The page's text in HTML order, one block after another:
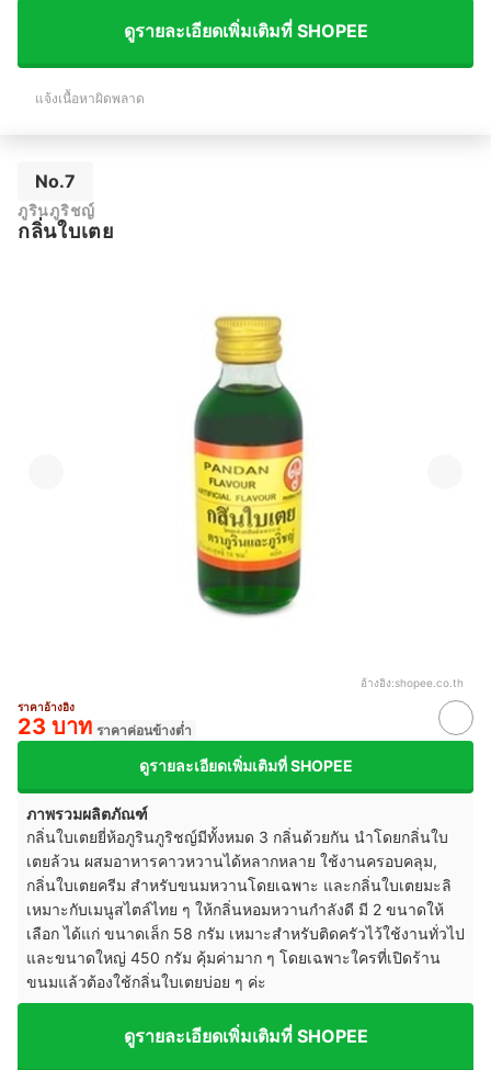
ดูรายละเอียดเพิ่มเติมที่ SHOPEE
แจ้งเนื้อหาผิดพลาด
No.7
ภูรินภูริชญ์
กลิ่นใบเตย
อ้างอิง:shopee.co.th
ราคาอ้างอิง
23 บาท ราคาค่อนข้างต่ำ
ดูรายละเอียดเพิ่มเติมที่ SHOPEE
ภาพรวมผลิตภัณฑ์
กลิ่นใบเตยยี่ห้อภูรินภูริชญ์มีทั้งหมด 3 กลิ่นด้วยกัน นำโดยกลิ่นใบ
เตยล้วน ผสมอาหารคาวหวานได้หลากหลาย ใช้งานครอบคลุม,
กลิ่นใบเตยครีม สำหรับขนมหวานโดยเฉพาะ และกลิ่นใบเตยมะลิ
เหมาะกับเมนูสไตล์ไทย ๆ ให้กลิ่นหอมหวานกำลังดี มี 2 ขนาดให้
เลือก ได้แก่ ขนาดเล็ก 58 กรัม เหมาะสำหรับติดครัวไว้ใช้งานทั่วไป
และขนาดใหญ่ 450 กรัม คุ้มค่ามาก ๆ โดยเฉพาะใครที่เปิดร้าน
ขนมแล้วต้องใช้กลิ่นใบเตยบ่อย ๆ ค่ะ
ดูรายละเอียดเพิ่มเติมที่ SHOPEE